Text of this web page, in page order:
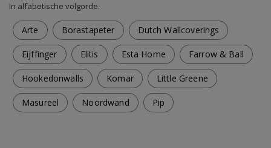
In alfabetische volgorde.
Arte Borastapeter Dutch Wallcoverings
Eijffinger Elitis Esta Home Farrow & Ball
Hookedonwalls Komar Little Greene
Masureel Noordwand Pip